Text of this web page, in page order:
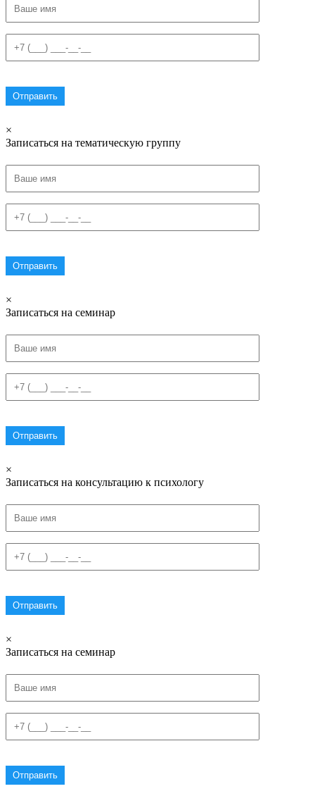
×
Записаться на тематическую группу
×
Записаться на семинар
×
Записаться на консультацию к психологу
×
Записаться на семинар